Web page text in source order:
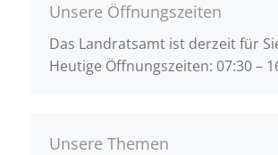
Unsere Öffnungszeiten
Das Landratsamt ist derzeit für
Heutige Öffnungszeiten: 07:30 –
Unsere Themen